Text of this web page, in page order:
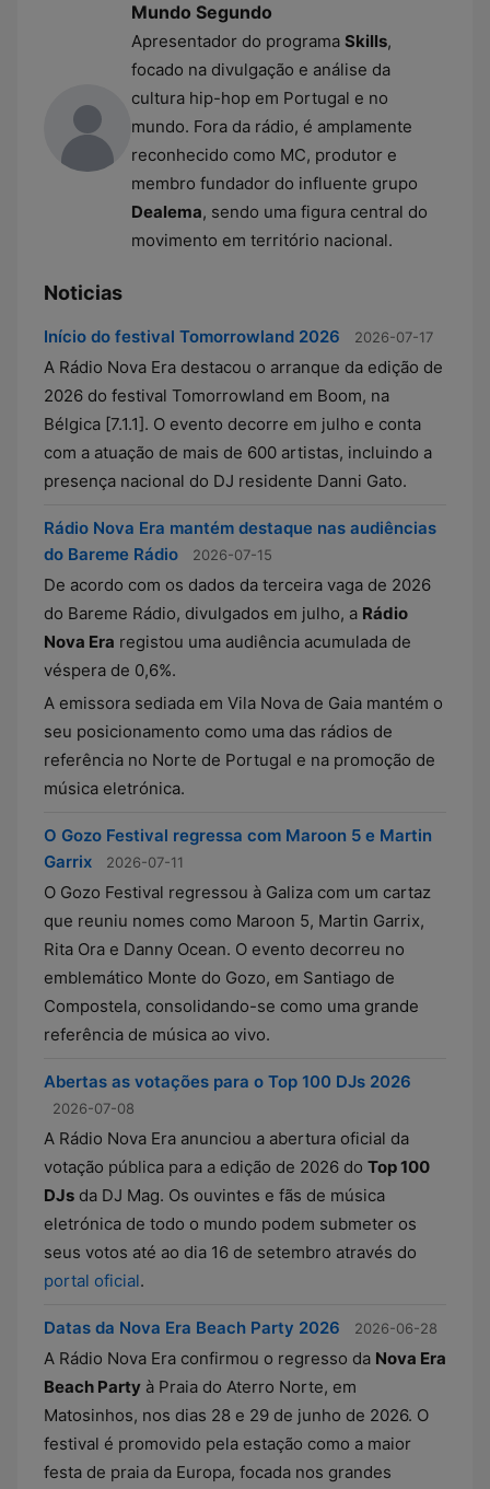
Mundo Segundo
Apresentador do programa Skills,
focado na divulgação e análise da
cultura hip-hop em Portugal e no
mundo. Fora da rádio, é amplamente
reconhecido como MC, produtor e
membro fundador do influente grupo
Dealema, sendo uma figura central do
movimento em território nacional.
Noticias
Início do festival Tomorrowland 2026 2026-07-17
A Rádio Nova Era destacou o arranque da edição de
2026 do festival Tomorrowland em Boom, na
Bélgica [7.1.1]. O evento decorre em julho e conta
com a atuação de mais de 600 artistas, incluindo a
presença nacional do DJ residente Danni Gato.
Rádio Nova Era mantém destaque nas audiências
do Bareme Rádio
2026-07-15
De acordo com os dados da terceira vaga de 2026
do Bareme Rádio, divulgados em julho, a Rádio
Nova Era registou uma audiência acumulada de
véspera de 0,6%.
A emissora sediada em Vila Nova de Gaia mantém o
seu posicionamento como uma das rádios de
referência no Norte de Portugal e na promoção de
música eletrónica.
O Gozo Festival regressa com Maroon 5 e Martin
Garrix
2026-07-11
O Gozo Festival regressou à Galiza com um cartaz
que reuniu nomes como Maroon 5, Martin Garrix,
Rita Ora e Danny Ocean. O evento decorreu no
emblemático Monte do Gozo, em Santiago de
Compostela, consolidando-se como uma grande
referência de música ao vivo.
Abertas as votações para o Top 100 DJs 2026
2026-07-08
A Rádio Nova Era anunciou a abertura oficial da
votação pública para a edição de 2026 do Top 100
DJs da DJ Mag. Os ouvintes e fãs de música
eletrónica de todo o mundo podem submeter os
seus votos até ao dia 16 de setembro através do
portal oficial.
Datas da Nova Era Beach Party 2026 2026-06-28
A Rádio Nova Era confirmou o regresso da Nova Era
Beach Party à Praia do Aterro Norte, em
Matosinhos, nos dias 28 e 29 de junho de 2026. O
festival é promovido pela estação como a maior
festa de praia da Europa, focada nos grandes